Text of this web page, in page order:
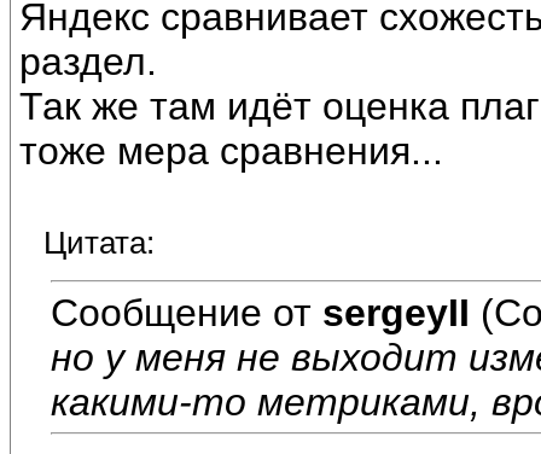
Яндекс сравнивает
раздел.
Так же там идёт оценка
тоже мера сравнения...
Цитата:
Сообщение от sergeyII
но у меня не выходит
какими-то метриками,